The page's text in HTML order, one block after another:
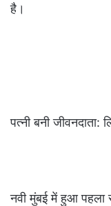
है।
पत्नी बनी जीवनदाता:
नवी मुंबई में हुआ पहला